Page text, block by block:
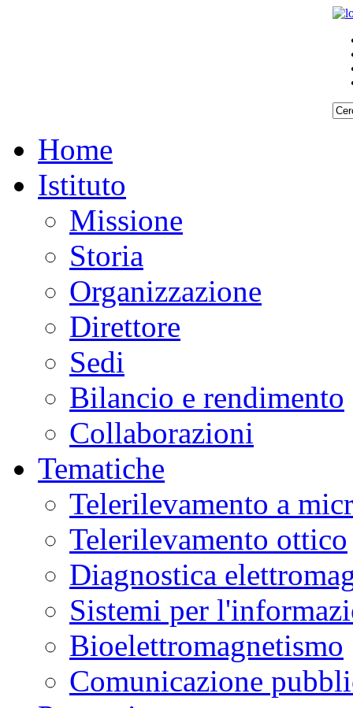
Home
Istituto
Missione
Storia
Organizzazione
Direttore
Sedi
Bilancio e rendimento
Collaborazioni
Tematiche
Telerilevamento a
Telerilevamento ottico
Diagnostica
Sistemi per
Bioelettromagnetismo
Comunicazione